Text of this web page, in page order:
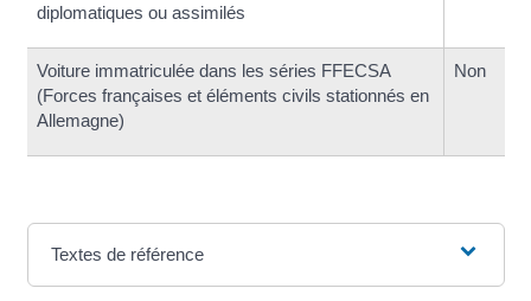
diplomatiques ou assimilés
Voiture immatriculée dans les séries FFECSA
(Forces françaises et éléments civils stationnés en
Allemagne)
Non
Textes de référence